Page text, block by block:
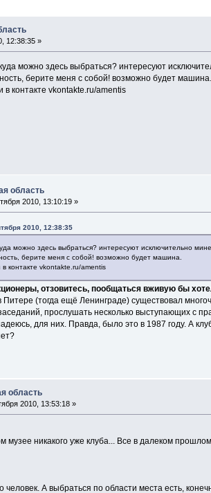
12:38:35 »
можно здесь выбраться? интересуют
берите меня с собой! возможно будет машина.
в контакте vkontakte.ru/amentis
область
2010, 13:10:19 »
2010, 12:38:35
можно здесь выбраться? интересуют исключительно
берите меня с собой! возможно будет машина.
контакте vkontakte.ru/amentis
отзовитесь, пообщаться вживую бы
(тогда ещё Ленинграде) существовал
прослушать несколько выступающих с
для них. Правда, было это в 1987 году. А
область
2010, 13:53:18 »
музее никакого уже клуба... Все в далеком
человек. А выбраться по области места есть,